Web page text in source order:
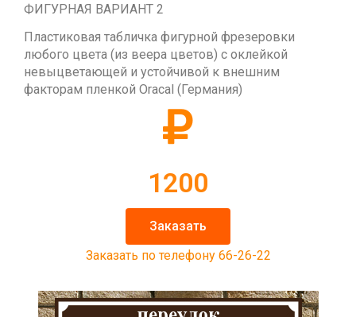
ФИГУРНАЯ ВАРИАНТ 2
Пластиковая табличка фигурной фрезеровки
любого цвета (из веера цветов) с оклейкой
невыцветающей и устойчивой к внешним
факторам пленкой Oracal (Германия)
1200
Заказать
Заказать по телефону 66-26-22